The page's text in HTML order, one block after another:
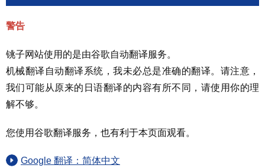
警告
铫子网站使用的是由谷歌自动翻译服务。
机械翻译自动翻译系统，我未必总是准确的翻译。请注意，
我们可能从原来的日语翻译的内容有所不同，请使用你的理
解不够。
您使用谷歌翻译服务，也有利于本页面观看。
Google 翻译：简体中文